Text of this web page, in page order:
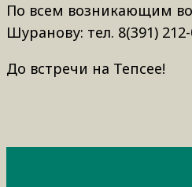
По всем возникающим
Шуранову: тел. 8(391)
До встречи на Тепсее!